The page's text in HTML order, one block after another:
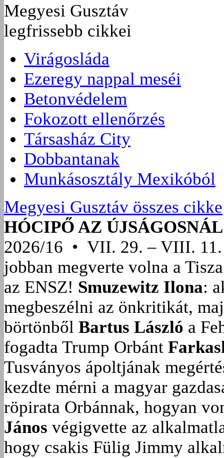
Megyesi Gusztáv
legfrissebb cikkei
Virágosláda
Ezeregy nappal meséi
Betonvédelem
Fokozott ellenőrzés
Társasház City
Dobbantanak
Munkásosztály Mexikóból
Megyesi Gusztáv összes cikke
HÓCIPŐ AZ ÚJSÁGOSNÁL
2026/16 • VII. 29. – VIII. 11.
jobban megverte volna a
az ENSZ! Smuzewitz Ilona:
megbeszélni az önkritikát,
börtönből Bartus László a
fogadta Trump Orbánt
Tusványos ápoltjának
kezdte mérni a magyar
röpirata Orbánnak, hogyan
János végigvette az
hogy csakis Fülig Jimmy